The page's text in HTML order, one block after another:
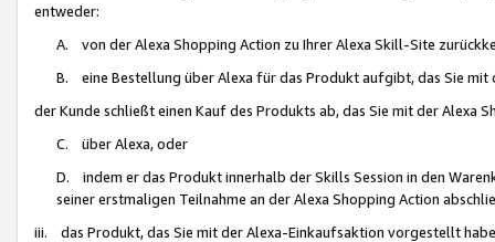
entweder:
A. von der Alexa Shopping Action zu Ihrer Alexa Skill-Site
B. eine Bestellung über Alexa für das Produkt aufgibt, das Sie mit
der Kunde schließt einen Kauf des Produkts ab, das Sie mit der Alexa
C. über Alexa, oder
D. indem er das Produkt innerhalb der Skills Session in den
seiner erstmaligen Teilnahme an der Alexa Shopping Action
iii. das Produkt, das Sie mit der Alexa-Einkaufsaktion vorgestellt